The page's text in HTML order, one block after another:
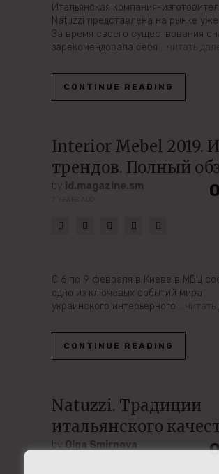
Итальянская компания-
Natuzzi представлена на рынке
За время своего существования
зарекомендовала себя …читать
CONTINUE READING
Interior Mebel 2019.
трендов. Полный
by id.magazine.sm 0
С 6 по 9 февраля в Киеве в МВЦ
одно из ключевых событий мира
украинского интерьерного
CONTINUE READING
Natuzzi. Традиции
итальянского
by Olga Smirnova